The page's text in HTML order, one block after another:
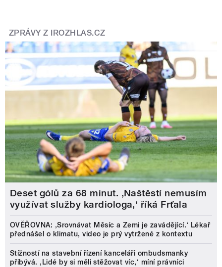
ZPRÁVY Z IROZHLAS.CZ
Deset gólů za 68 minut. ,Naštěstí nemusím
využívat služby kardiologa,‘ říká Frťala
OVĚŘOVNA: ‚Srovnávat Měsíc a Zemi je zavádějící.‘ Lékař
přednášel o klimatu, video je prý vytržené z kontextu
Stížností na stavební řízení kanceláři ombudsmanky
přibývá. ‚Lidé by si měli stěžovat víc,‘ míní právníci